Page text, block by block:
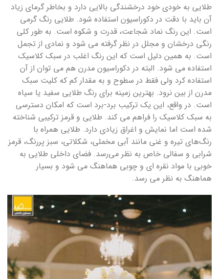
طلایی به خودی خود درخشندگی بالایی دارد و بخاطر گرمای زیاد
آن باید با دقت در دکوراسیون استفاده شود. طلایی رنگ گرمی
است. این رنگ نماد شجاعت، قدرت و شکوه است. به طور کلی
رنگی درخشان و مجلل در نظر گرفته می شود و نمادی از تجمل
است. به همین دلیل است که این رنگ اغلب در سبک کلاسیک
استفاده می شود. البته در دکوراسیون مدرن هم می توان از آن
استفاده کرد ولی فقط در سطوح و به مقدار کم که کلیت سبک
مدرن از بین نرود. بهترین زمینه برای رنگ طلایی سفید یا سیاه
است. در واقع، این یک ترکیب برد-برد است که امکان دسترسی
به سبک کلاسیک را فراهم می کند. طلایی و قرمز ترکیبی شناخته
شده است اما نمایش و اغراق زیادی دارد. طلایی همراه با
رنگ‌های تیره و غنی مانند آبی مخملی، شکلاتی، سبز پررنگ، قرمز
شرابی و سفالی خاص به نظر می‌رسد. فضای داخلی طلایی به
خوبی با مواد نقره ای و چوبی هماهنگ می شود و بسیار
هماهنگ به نظر می رسد.